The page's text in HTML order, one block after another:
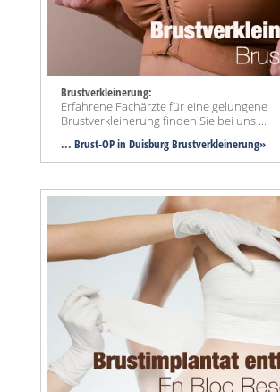
Brustverkleinerung:
Erfahrene Fachärzte für eine gelungene
Brustverkleinerung finden Sie bei uns ...
... Brust-OP in Duisburg Brustverkleinerung»